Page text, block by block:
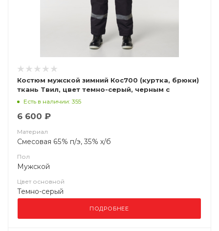
Костюм мужской зимний Кос700 (куртка, брюки)
ткань Твил, цвет темно-серый, черным с
лимонной отделкой, СОП
Есть в наличии: 355
6 600 ₽
Материал
Смесовая 65% п/э, 35% х/б
Пол
Мужской
Цвет основной
Темно-серый
ПОДРОБНЕЕ